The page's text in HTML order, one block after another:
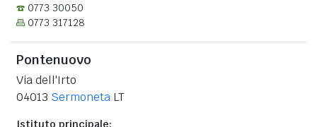
0773 30050
0773 317128
Pontenuovo
Via dell'Irto
04013 Sermoneta LT
Istituto principale: